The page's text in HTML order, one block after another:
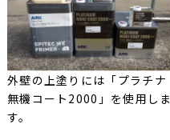
外壁の上塗りには「プラチナ
無機コート2000」を使用しま
す。